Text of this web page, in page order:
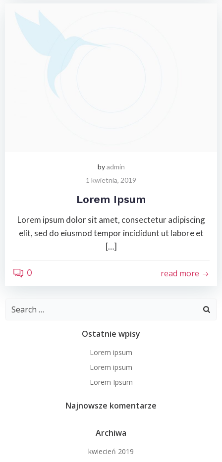
byadmin
1 kwietnia, 2019
Lorem Ipsum
Lorem ipsum dolor sit amet, consectetur adipiscing
elit, sed do eiusmod tempor incididunt ut labore et
[…]
0 read more
Search
Ostatnie wpisy
Lorem ipsum
Lorem ipsum
Lorem Ipsum
Najnowsze komentarze
Archiwa
kwiecień 2019